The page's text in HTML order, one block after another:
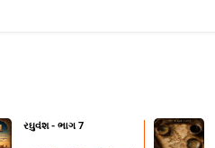
રઘુવંશ - ભાગ 7